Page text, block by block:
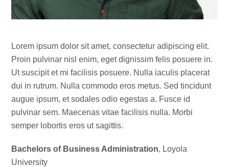
Lorem ipsum dolor sit amet, consectetur adipiscing elit.
Proin pulvinar nisl enim, eget dignissim felis posuere in.
Ut suscipit et mi facilisis posuere. Nulla iaculis placerat
dui in rutrum. Nulla commodo eros metus. Sed tincidunt
augue ipsum, et sodales odio egestas a. Fusce id
pulvinar sem. Maecenas vitae facilisis nulla. Morbi
semper lobortis eros ut sagittis.
Bachelors of Business Administration, Loyola
University